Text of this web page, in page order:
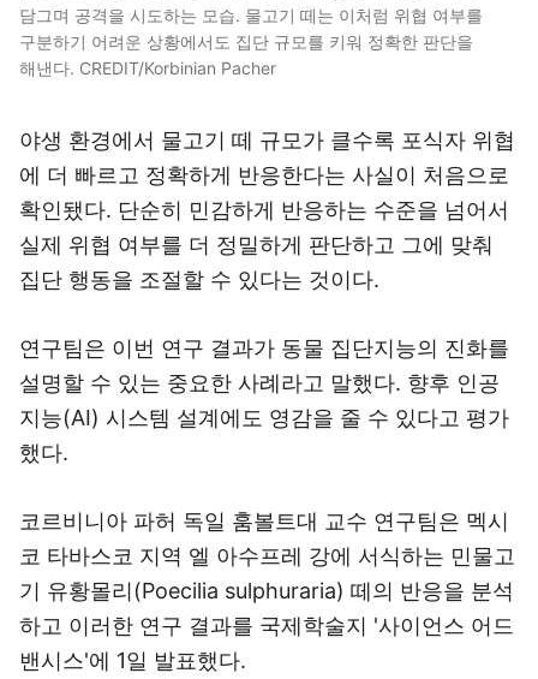
담그며 공격을 시도하는 모습. 물고기 떼는 이처럼 위협 여부를
구분하기 어려운 상황에서도 집단 규모를 키워 정확한 판단을
해낸다. CREDIT/Korbinian Pacher
야생 환경에서 물고기 떼 규모가 클수록 포식자 위협
에 더 빠르고 정확하게 반응한다는 사실이 처음으로
확인됐다. 단순히 민감하게 반응하는 수준을 넘어서
실제 위협 여부를 더 정밀하게 판단하고 그에 맞춰
집단 행동을 조절할 수 있다는 것이다.
연구팀은 이번 연구 결과가 동물 집단지능의 진화를
설명할 수 있는 중요한 사례라고 말했다. 향후 인공
지능(AI) 시스템 설계에도 영감을 줄 수 있다고 평가
했다.
코르비니아 파허 독일 훔볼트대 교수 연구팀은 멕시
코 타바스코 지역 엘 아수프레 강에 서식하는 민물고
기 유황몰리(Poecilia sulphuraria) 떼의 반응을 분석
하고 이러한 연구 결과를 국제학술지 '사이언스 어드
밴시스'에 1일 발표했다.